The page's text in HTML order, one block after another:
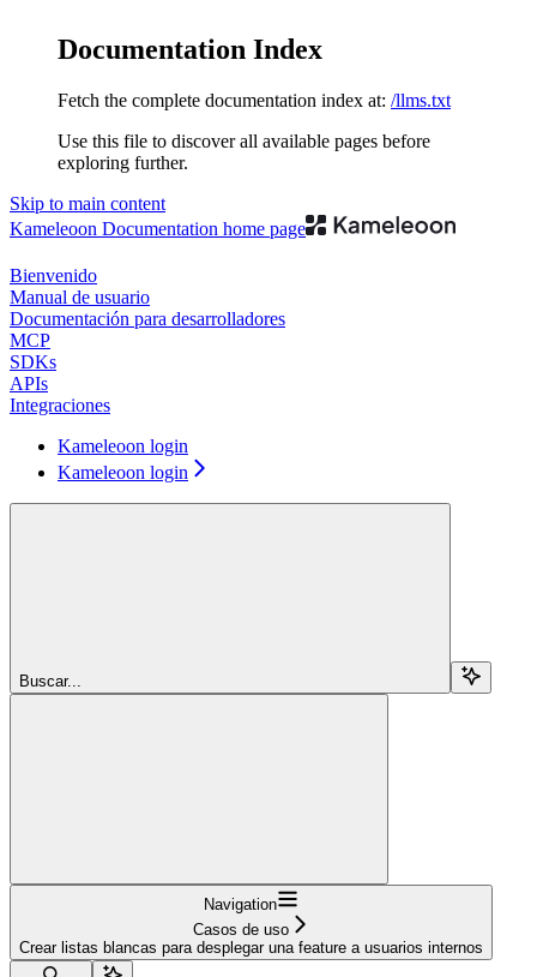
Documentation Index
Fetch the complete documentation index at: /llms.txt
Use this file to discover all available pages before
exploring further.
Skip to main content
Kameleoon Documentation home page
Bienvenido
Manual de usuario
Documentación para desarrolladores
MCP
SDKs
APIs
Integraciones
Kameleoon login
Kameleoon login
Buscar...
Navigation
Casos de uso
Crear listas blancas para desplegar una feature a usuarios internos